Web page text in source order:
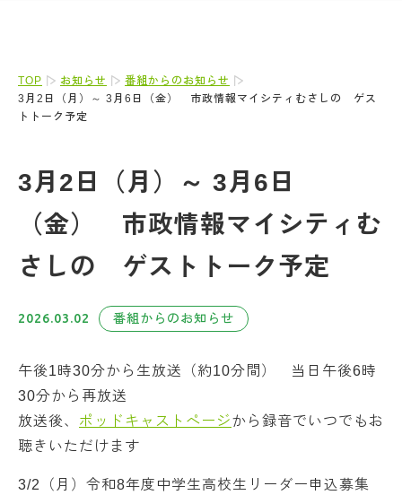
TOP お知らせ
番組からのお知らせ
3月2日（月）～ 3月6日（金） 市政情報マイシティむさしの ゲス
トトーク予定
3月2日（月）～ 3月6日
（金） 市政情報マイシティむ
さしの ゲストトーク予定
2026.03.02 番組からのお知らせ
午後1時30分から生放送（約10分間） 当日午後6時
30分から再放送
放送後、 ポッドキャストページから録音でいつでもお
聴きいただけます
3/2（月）令和8年度中学生高校生リーダー申込募集